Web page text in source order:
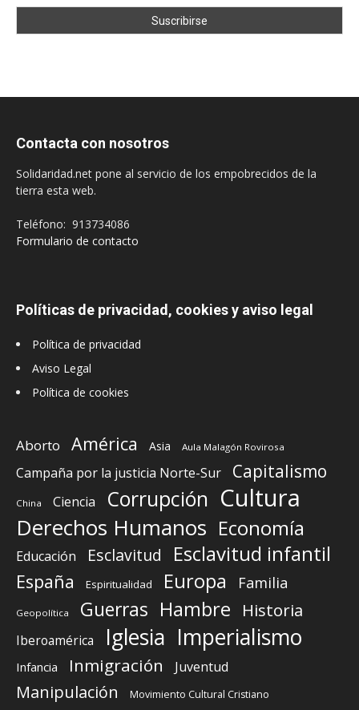
Contacta con nosotros
Solidaridad.net pone al servicio de los empobrecidos de la
tierra esta web.
Teléfono: 913734086
Formulario de contacto
Políticas de privacidad, cookies y aviso legal
Política de privacidad
Aviso Legal
Política de cookies
Aborto América Asia Aula Malagón Rovirosa
Campaña por la justicia Norte-Sur Capitalismo
China Ciencia Corrupción Cultura
Derechos Humanos Economía
Educación Esclavitud Esclavitud infantil
España Espiritualidad Europa Familia
Geopolítica Guerras Hambre Historia
Iberoamérica Iglesia Imperialismo
Infancia Inmigración Juventud
Manipulación Movimiento Cultural Cristiano